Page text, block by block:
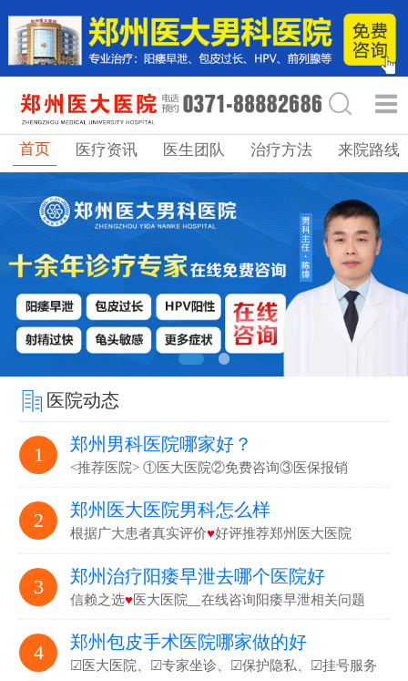
首页 医疗资讯 医生团队 治疗方法 来院路线
医院动态
1 郑州男科医院哪家好？
<推荐医院> ①医大医院②免费咨询③医保报销
2 郑州医大医院男科怎么样
根据广大患者真实评价♥好评推荐郑州医大医院
3 郑州治疗阳痿早泄去哪个医院好
信赖之选♥医大医院▁在线咨询阳痿早泄相关问题
4 郑州包皮手术医院哪家做的好
☑医大医院、☑专家坐诊、☑保护隐私、☑挂号服务